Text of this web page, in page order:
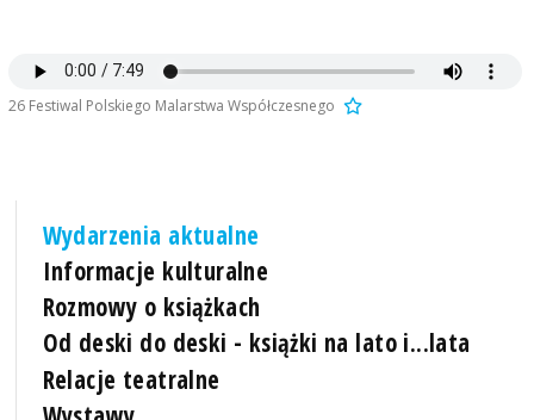
26 Festiwal Polskiego Malarstwa Współczesnego
Wydarzenia aktualne
Informacje kulturalne
Rozmowy o książkach
Od deski do deski - książki na lato i...lata
Relacje teatralne